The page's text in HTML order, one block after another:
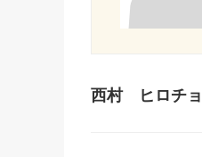
西村 ヒロチョ